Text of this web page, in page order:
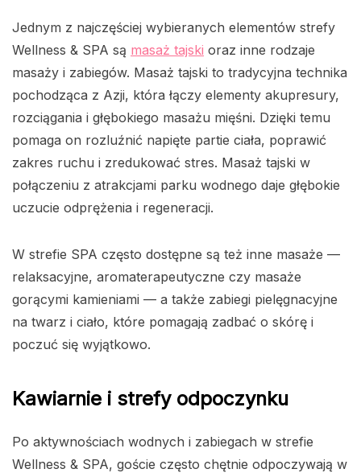
Jednym z najczęściej wybieranych elementów strefy
Wellness & SPA są masaż tajski oraz inne rodzaje
masaży i zabiegów. Masaż tajski to tradycyjna technika
pochodząca z Azji, która łączy elementy akupresury,
rozciągania i głębokiego masażu mięśni. Dzięki temu
pomaga on rozluźnić napięte partie ciała, poprawić
zakres ruchu i zredukować stres. Masaż tajski w
połączeniu z atrakcjami parku wodnego daje głębokie
uczucie odprężenia i regeneracji.
W strefie SPA często dostępne są też inne masaże —
relaksacyjne, aromaterapeutyczne czy masaże
gorącymi kamieniami — a także zabiegi pielęgnacyjne
na twarz i ciało, które pomagają zadbać o skórę i
poczuć się wyjątkowo.
Kawiarnie i strefy odpoczynku
Po aktywnościach wodnych i zabiegach w strefie
Wellness & SPA, goście często chętnie odpoczywają w